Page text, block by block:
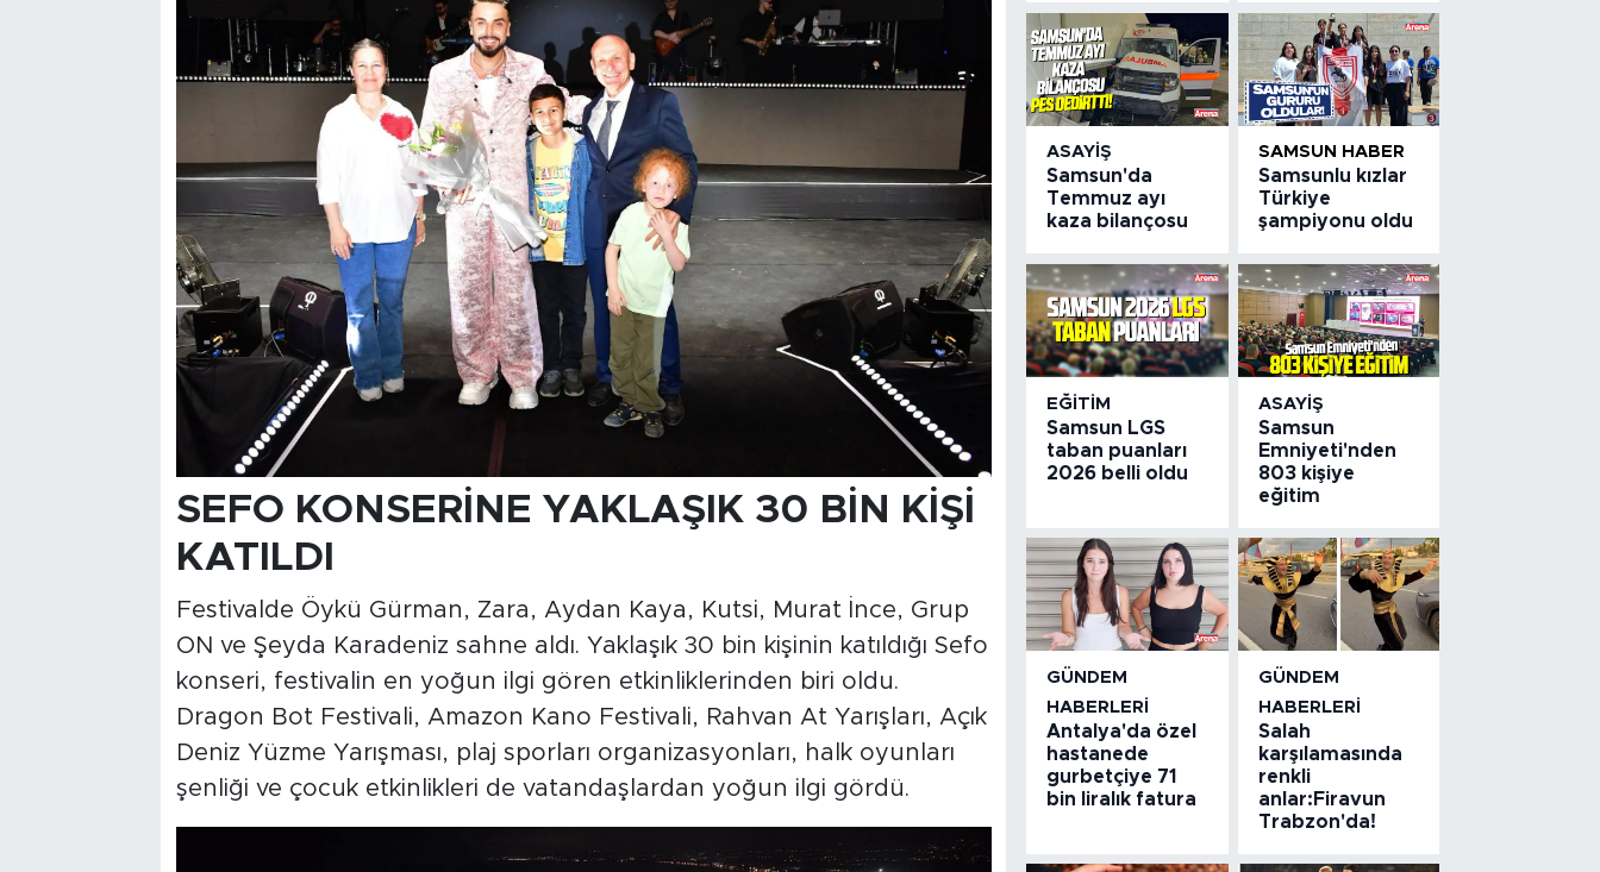
SEFO KONSERİNE YAKLAŞIK 30 BİN KİŞİ
KATILDI
Festivalde Öykü Gürman, Zara, Aydan Kaya, Kutsi, Murat İnce, Grup
ON ve Şeyda Karadeniz sahne aldı. Yaklaşık 30 bin kişinin katıldığı Sefo
konseri, festivalin en yoğun ilgi gören etkinliklerinden biri oldu.
Dragon Bot Festivali, Amazon Kano Festivali, Rahvan At Yarışları, Açık
Deniz Yüzme Yarışması, plaj sporları organizasyonları, halk oyunları
şenliği ve çocuk etkinlikleri de vatandaşlardan yoğun ilgi gördü.
ASAYIŞ
Samsun'da
Temmuz ayı
kaza bilançosu
SAMSUN HABER
Samsunlu kızlar
Türkiye
şampiyonu oldu
EĞITIM
Samsun LGS
taban puanları
2026 belli oldu
ASAYIŞ
Samsun
Emniyeti'nden
803 kişiye
eğitim
GÜNDEM
HABERLERI
Antalya'da özel
hastanede
gurbetçiye 71
bin liralık fatura
GÜNDEM
HABERLERI
Salah
karşılamasında
renkli
anlar:Firavun
Trabzon'da!